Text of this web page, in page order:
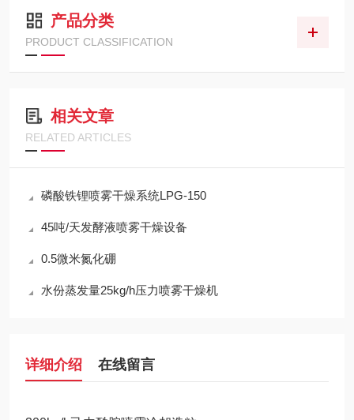
产品分类
PRODUCT CLASSIFICATION
相关文章
RELATED ARTICLES
磷酸铁锂喷雾干燥系统LPG-150
45吨/天发酵液喷雾干燥设备
0.5微米氮化硼
水份蒸发量25kg/h压力喷雾干燥机
详细介绍 在线留言